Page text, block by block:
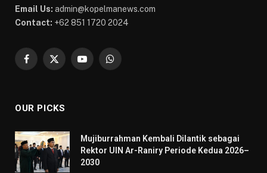
Email Us: admin@kopelmanews.com
Contact: +62 851 1720 2024
Facebook
X
YouTubeWhatsApp
OUR PICKS
Mujiburrahman Kembali Dilantik sebagai
Rektor UIN Ar-Raniry Periode Kedua 2026–
2030